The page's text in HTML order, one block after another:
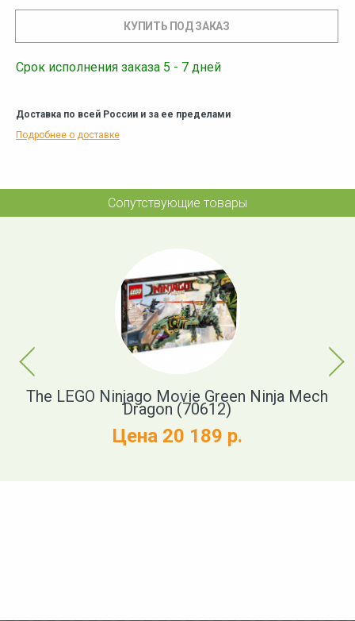
Срок исполнения заказа 5 - 7 дней
Доставка по всей России и за ее пределами
Подробнее о доставке
Сопутствующие товары
Previous
The LEGO Ninjago Movie Green Ninja Mech
Dragon (70612)
Цена 20 189 р.
Next